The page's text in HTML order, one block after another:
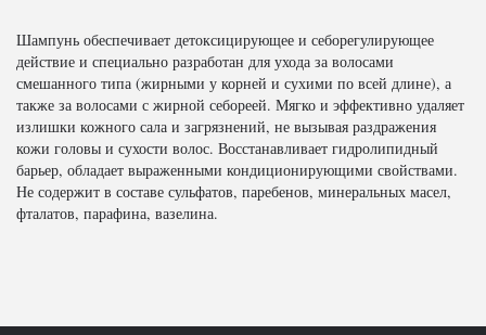
Шампунь обеспечивает детоксицирующее и себорегулирующее
действие и специально разработан для ухода за волосами
смешанного типа (жирными у корней и сухими по всей длине), а
также за волосами с жирной себореей. Мягко и эффективно удаляет
излишки кожного сала и загрязнений, не вызывая раздражения
кожи головы и сухости волос. Восстанавливает гидролипидный
барьер, обладает выраженными кондиционирующими свойствами.
Не содержит в составе сульфатов, паребенов, минеральных масел,
фталатов, парафина, вазелина.